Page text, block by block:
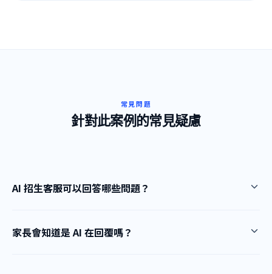
常見問題
針對此案例的常見疑慮
AI 招生客服可以回答哪些問題？
家長會知道是 AI 在回覆嗎？